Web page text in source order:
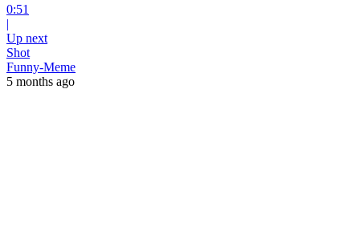
0:51
|
Up next
Shot
Funny-Meme
5 months ago